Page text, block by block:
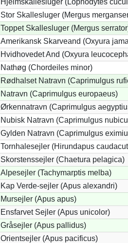
Stor Skallesluger (Mergus
Toppet Skallesluger (Mergus
Amerikansk Skarveand (Oxyura
Hvidhovedet And (Oxyura
Nathøg (Chordeiles minor)
Rødhalset Natravn (Caprimulgus
Natravn (Caprimulgus europaeus)
Ørkennatravn (Caprimulgus
Nubisk Natravn (Caprimulgus
Gylden Natravn (Caprimulgus
Tornhalesejler (Hirundapus
Skorstenssejler (Chaetura pelagica)
Alpesejler (Tachymarptis melba)
Kap Verde-sejler (Apus alexandri)
Mursejler (Apus apus)
Ensfarvet Sejler (Apus unicolor)
Gråsejler (Apus pallidus)
Orientsejler (Apus pacificus)